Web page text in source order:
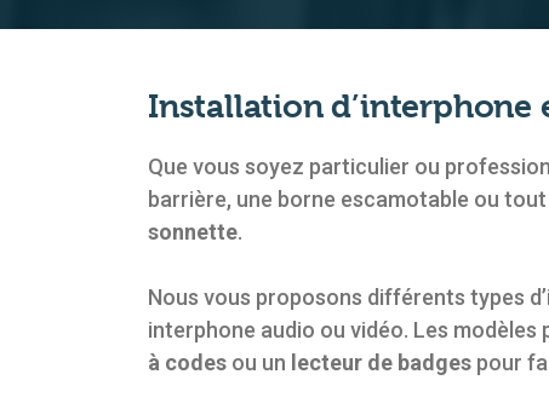
Installation d’interphone
Que vous soyez particulier ou
barrière, une borne escamotable ou
sonnette.
Nous vous proposons différents types
interphone audio ou vidéo. Les modèles
à codes ou un lecteur de badges pour